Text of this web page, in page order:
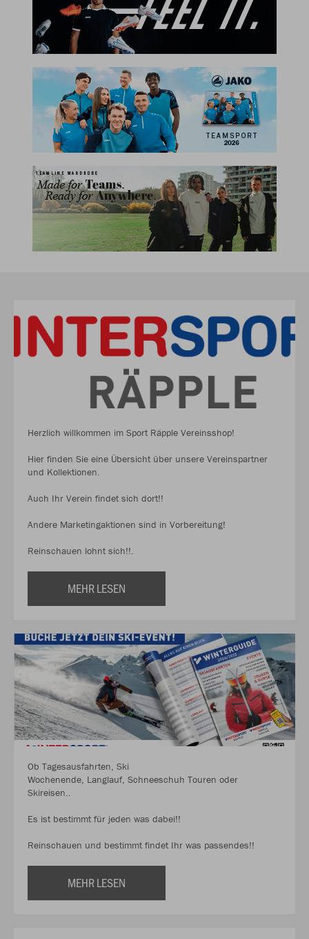
Herzlich willkommen im Sport Räpple Vereinsshop!
Hier finden Sie eine Übersicht über unsere Vereinspartner
und Kollektionen.
Auch Ihr Verein findet sich dort!!
Andere Marketingaktionen sind in Vorbereitung!
Reinschauen lohnt sich!!.
MEHR LESEN
Ob Tagesausfahrten, Ski
Wochenende, Langlauf, Schneeschuh Touren oder
Skireisen..
Es ist bestimmt für jeden was dabei!!
Reinschauen und bestimmt findet Ihr was passendes!!
MEHR LESEN